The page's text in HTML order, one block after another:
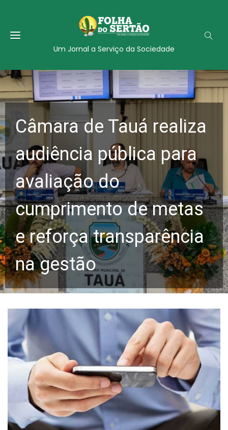
Um Jornal a Serviço da Sociedade
Câmara de Tauá realiza
audiência pública para
avaliação do
cumprimento de metas
e reforça transparência
na gestão